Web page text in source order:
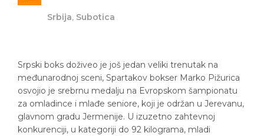
Srbija, Subotica
Srpski boks doživeo je još jedan veliki trenutak na
međunarodnoj sceni, Spartakov bokser Marko Pižurica
osvojio je srebrnu medalju na Evropskom šampionatu
za omladince i mlađe seniore, koji je održan u Jerevanu,
glavnom gradu Jermenije. U izuzetno zahtevnoj
konkurenciji, u kategoriji do 92 kilograma, mladi